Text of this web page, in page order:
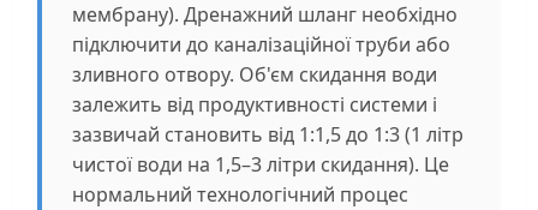
мембрану). Дренажний шланг необхідно
підключити до каналізаційної труби або
зливного отвору. Об'єм скидання води
залежить від продуктивності системи і
зазвичай становить від 1:1,5 до 1:3 (1 літр
чистої води на 1,5–3 літри скидання). Це
нормальний технологічний процес